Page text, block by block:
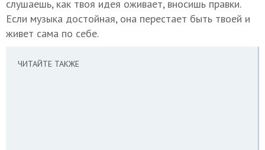
слушаешь, как твоя идея оживает, вносишь правки.
Если музыка достойная, она перестает быть твоей и
живет сама по себе.
ЧИТАЙТЕ ТАКЖЕ